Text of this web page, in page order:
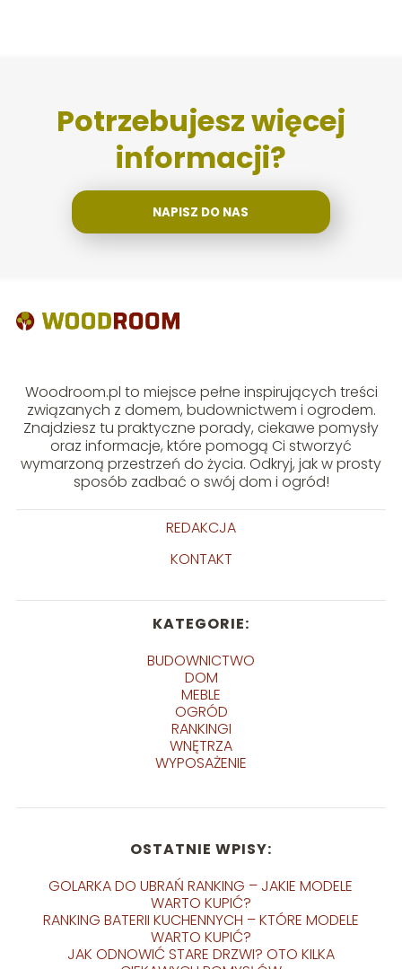
Potrzebujesz więcej
informacji?
NAPISZ DO NAS
Woodroom.pl to miejsce pełne inspirujących treści
związanych z domem, budownictwem i ogrodem.
Znajdziesz tu praktyczne porady, ciekawe pomysły
oraz informacje, które pomogą Ci stworzyć
wymarzoną przestrzeń do życia. Odkryj, jak w prosty
sposób zadbać o swój dom i ogród!
REDAKCJA
KONTAKT
KATEGORIE:
BUDOWNICTWO
DOM
MEBLE
OGRÓD
RANKINGI
WNĘTRZA
WYPOSAŻENIE
OSTATNIE WPISY:
GOLARKA DO UBRAŃ RANKING – JAKIE MODELE
WARTO KUPIĆ?
RANKING BATERII KUCHENNYCH – KTÓRE MODELE
WARTO KUPIĆ?
JAK ODNOWIĆ STARE DRZWI? OTO KILKA